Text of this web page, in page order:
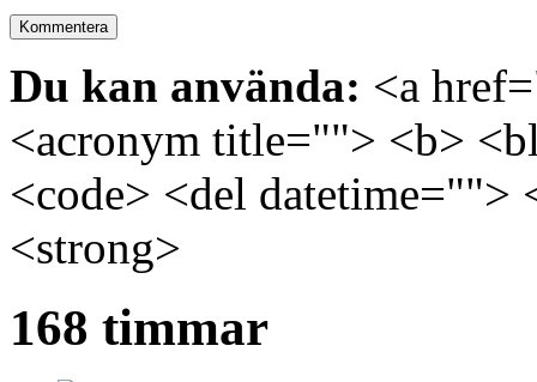
Du kan använda: <a
<acronym title=""> <b>
<code> <del
<strong>
168 timmar